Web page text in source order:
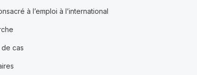
à l’emploi à l’international
de cas